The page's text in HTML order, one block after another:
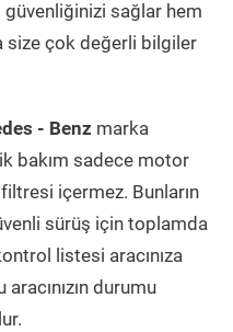
güvenliğinizi sağlar hem
size çok değerli bilgiler
- Benz marka
bakım sadece motor
içermez. Bunların
sürüş için toplamda
listesi aracınıza
durumu